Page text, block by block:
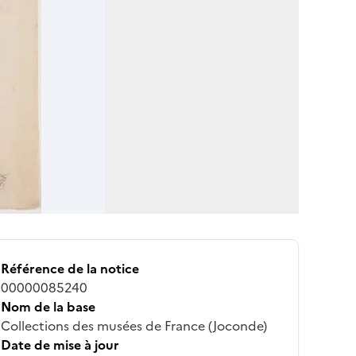
Référence de la notice
00000085240
Nom de la base
Collections des musées de France (Joconde)
Date de mise à jour